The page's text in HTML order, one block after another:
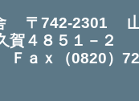
〒742-2301
賀４８５１－２
Ｆ ａｘ（0820）